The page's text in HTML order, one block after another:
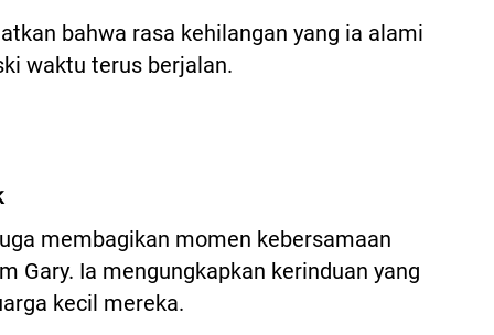
bahwa rasa kehilangan yang ia alami
waktu terus berjalan.
membagikan momen kebersamaan
Gary. Ia mengungkapkan kerinduan yang
kecil mereka.